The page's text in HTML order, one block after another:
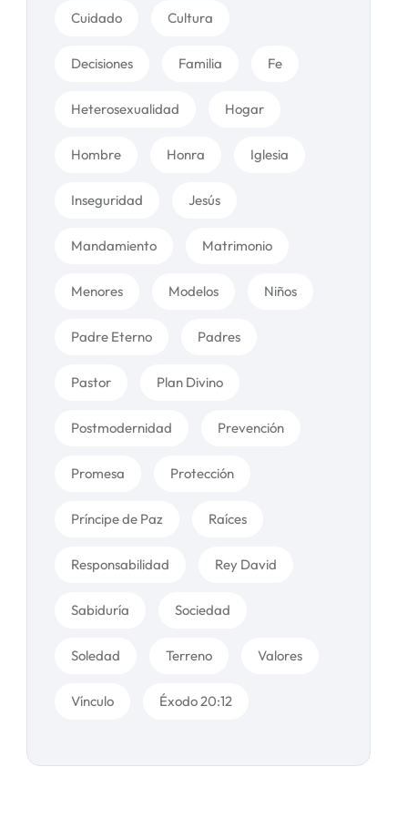
Cuidado Cultura
Decisiones Familia Fe
Heterosexualidad Hogar
Hombre Honra Iglesia
Inseguridad Jesús
Mandamiento Matrimonio
Menores Modelos Niños
Padre Eterno Padres
Pastor Plan Divino
Postmodernidad Prevención
Promesa Protección
Príncipe de Paz Raíces
Responsabilidad Rey David
Sabiduría Sociedad
Soledad Terreno Valores
Vínculo Éxodo 20:12